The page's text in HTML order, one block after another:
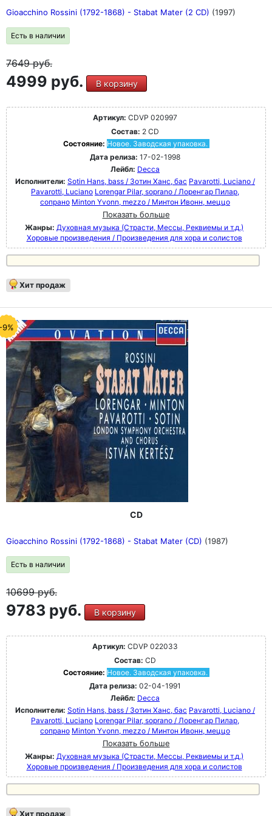
Gioacchino Rossini (1792-1868) - Stabat Mater (2 CD) (1997)
Есть в наличии
7649руб.
4999 руб. В корзину
Артикул: CDVP 020997
Состав: 2 CD
Состояние: Новое. Заводская упаковка.
Дата релиза: 17-02-1998
Лейбл: Decca
Исполнители: Sotin Hans, bass / Зотин Ханс, бас Pavarotti, Luciano /
Pavarotti, Luciano Lorengar Pilar, soprano / Лоренгар Пилар,
сопрано Minton Yvonn, mezzo / Минтон Ивонн, меццо
Показать больше
Жанры: Духовная музыка (Страсти, Мессы, Реквиемы и т.д.)
Хоровые произведения / Произведения для хора и солистов
Хит продаж
9%
CD
Gioacchino Rossini (1792-1868) - Stabat Mater (CD) (1987)
Есть в наличии
10699руб.
9783 руб. В корзину
Артикул: CDVP 022033
Состав: CD
Состояние: Новое. Заводская упаковка.
Дата релиза: 02-04-1991
Лейбл: Decca
Исполнители: Sotin Hans, bass / Зотин Ханс, бас Pavarotti, Luciano /
Pavarotti, Luciano Lorengar Pilar, soprano / Лоренгар Пилар,
сопрано Minton Yvonn, mezzo / Минтон Ивонн, меццо
Показать больше
Жанры: Духовная музыка (Страсти, Мессы, Реквиемы и т.д.)
Хоровые произведения / Произведения для хора и солистов
Хит продаж